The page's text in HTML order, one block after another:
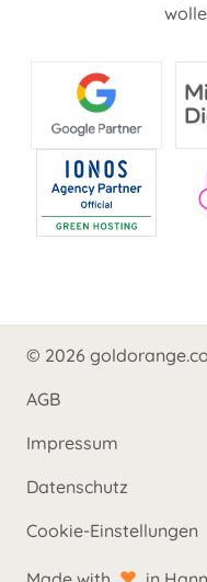
© 2026
AGB
Impressum
Datenschutz
Cookie-Einstellungen